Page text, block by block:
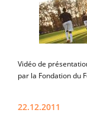
Vidéo de
par la Fondation du
22.12.2011